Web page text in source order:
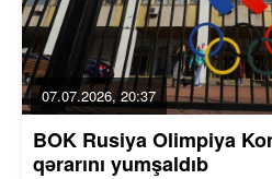
07.07.2026, 20:37
BOK Rusiya Olimpiya
qərarını yumşaldıb